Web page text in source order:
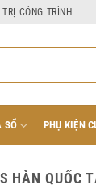
CÔNG TRÌNH
SỔ PHỤ KIỆN
HÀN QUỐC